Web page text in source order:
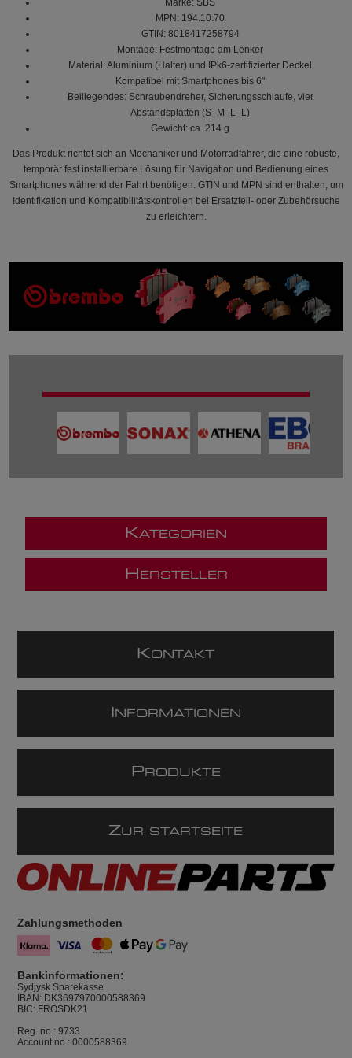
MPN: 194.10.70
GTIN: 8018417258794
Montage: Festmontage am Lenker
Material: Aluminium (Halter) und IPk6-zertifizierter Deckel
Kompatibel mit Smartphones bis 6"
Beiliegendes: Schraubendreher, Sicherungsschlaufe, vier
Abstandsplatten (S–M–L–L)
Gewicht: ca. 214 g
Das Produkt richtet sich an Mechaniker und Motorradfahrer, die eine robuste,
temporär fest installierbare Lösung für Navigation und Bedienung eines
Smartphones während der Fahrt benötigen. GTIN und MPN sind enthalten, um
Identifikation und Kompatibilitätskontrollen bei Ersatzteil- oder Zubehörsuche
zu erleichtern.
KATEGORIEN
H ERSTELLER
KONTAKT
NFORMATIONEN
P RODUKTE
ZUR STARTSEITE
Zahlungsmethoden
Bankinformationen:
Sydjysk Sparekasse
IBAN: DK3697970000588369
BIC: FROSDK21
Reg. no.: 9733
Account no.: 0000588369